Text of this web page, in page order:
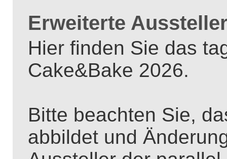
Erweiterte
Hier finden Sie das
Cake&Bake 2026.
Bitte beachten Sie,
abbildet und